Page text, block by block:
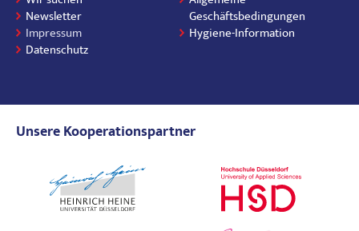
Newsletter
Impressum
Datenschutz
Geschäftsbedingungen
Hygiene-Information
Unsere Kooperationspartner